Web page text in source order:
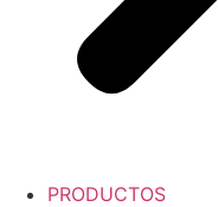
PRODUCTOS